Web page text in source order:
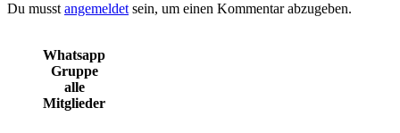
Du musst angemeldet sein, um einen Kommentar abzugeben.
Whatsapp
Gruppe
alle
Mitglieder